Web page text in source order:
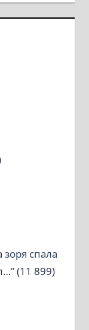
спала
(11 899)